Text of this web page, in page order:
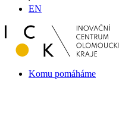
EN
Komu pomáháme